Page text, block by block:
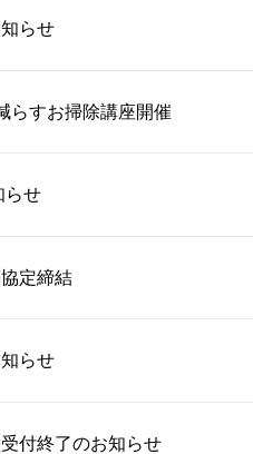
らせ
らすお掃除講座開催
らせ
定締結
らせ
付終了のお知らせ